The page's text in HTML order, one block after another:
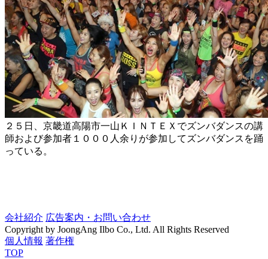
２５日、京畿道高陽市一山ＫＩＮＴＥＸでズンバダンスの講
師および参加者１０００人余りが参加してズンバダンスを踊
っている。
会社紹介 広告案内・お問い合わせ
Copyright by JoongAng Ilbo Co., Ltd. All Rights Reserved
個人情報 著作権
TOP